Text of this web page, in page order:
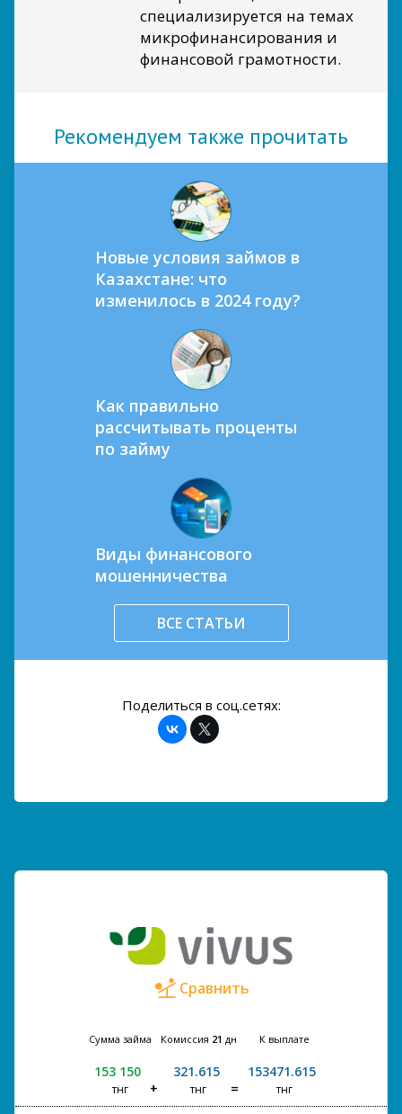
специализируется на темах
микрофинансирования и
финансовой грамотности.
Рекомендуем также прочитать
Новые условия займов в
Казахстане: что
изменилось в 2024 году?
Как правильно
рассчитывать проценты
по займу
Виды финансового
мошенничества
ВСЕ СТАТЬИ
Поделиться в соц.сетях:
Сравнить
Сумма займа
153 150
тнг
Комиссия 21 дн
321.615
тнг
К выплате
153471.615
тнг